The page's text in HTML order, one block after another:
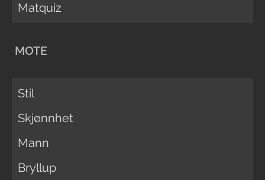
Matquiz
MOTE
Stil
Skjønnhet
Mann
Bryllup